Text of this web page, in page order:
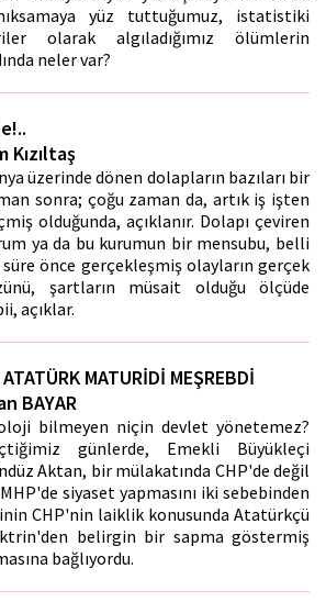
yüz tuttuğumuz, istatistiki
olarak algıladığımız ölümlerin
neler var?
Kızıltaş
üzerinde dönen dolapların bazıları bir
sonra; çoğu zaman da, artık iş işten
olduğunda, açıklanır. Dolapı çeviren
ya da bu kurumun bir mensubu, belli
önce gerçekleşmiş olayların gerçek
şartların müsait olduğu ölçüde
açıklar.
MATURİDİ MEŞREBDİ
BAYAR
bilmeyen niçin devlet yönetemez?
günlerde, Emekli Büyükleçi
Aktan, bir mülakatında CHP'de değil
siyaset yapmasını iki sebebinden
CHP'nin laiklik konusunda Atatürkçü
belirgin bir sapma göstermiş
bağlıyordu.